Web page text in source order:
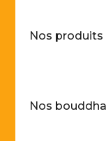
Nos produits
Nos